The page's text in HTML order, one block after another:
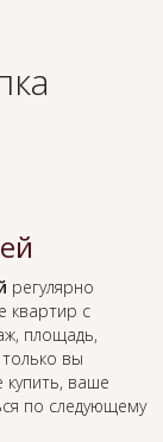
регулярно
квартир с
площадь,
вы
купить, ваше
по следующему